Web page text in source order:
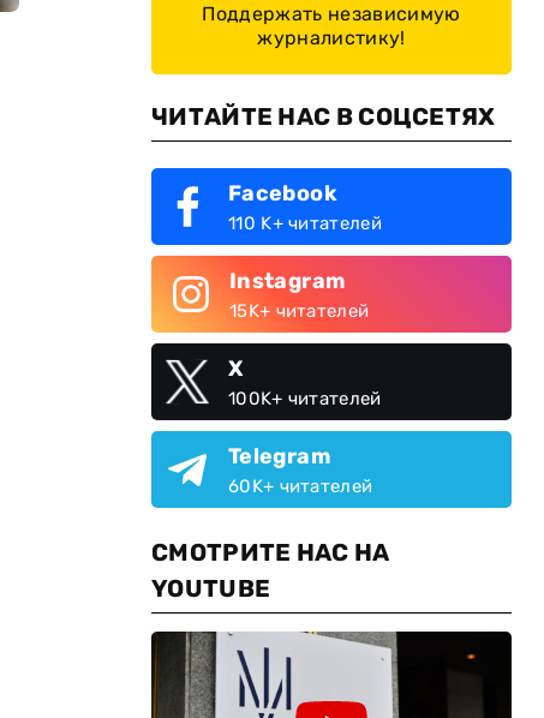
Поддержать независимую
журналистику!
ЧИТАЙТЕ НАС В СОЦСЕТЯХ
Facebook
110 K+ читателей
Instagram
15K+ читателей
X
100K+ читателей
Telegram
60K+ читателей
СМОТРИТЕ НАС НА
YOUTUBE